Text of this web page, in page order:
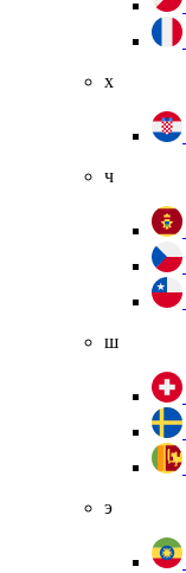
х
ч
ш
э